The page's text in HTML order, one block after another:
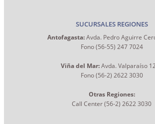
SUCURSALES REGIONES
Antofagasta:Avda. Pedro Aguirre
Fono (56-55) 247 7024
Viña del Mar:Avda. Valparaíso
Fono (56-2) 2622 3030
Otras Regiones:
Call Center (56-2) 2622 3030